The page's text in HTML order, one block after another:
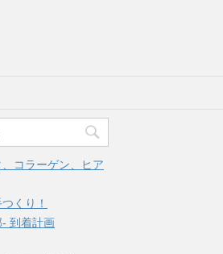
コラーゲン、ヒア
くり！
到着計画